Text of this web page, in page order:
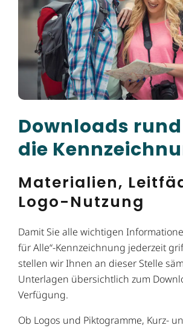
Downloads
die
Materialien,
Logo-Nutzung
Damit Sie alle wichtigen
für Alle“-Kennzeichnung jederzeit
stellen wir Ihnen an dieser Stelle
Unterlagen übersichtlich zum
Verfügung.
Ob Logos und Piktogramme, Kurz-